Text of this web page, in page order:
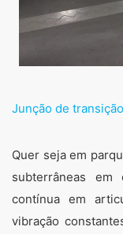
Junção de
Quer seja em
subterrâneas em
contínua em
vibração